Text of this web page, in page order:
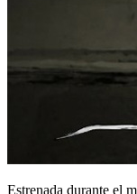
Estrenada durante el